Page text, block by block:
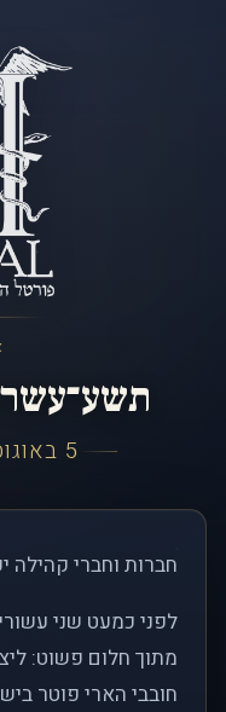
5 באוגוסט 2007 – 2026
חברות וחברי קהילה
מתוך חלום פשוט:
חובבי הארי פוטר